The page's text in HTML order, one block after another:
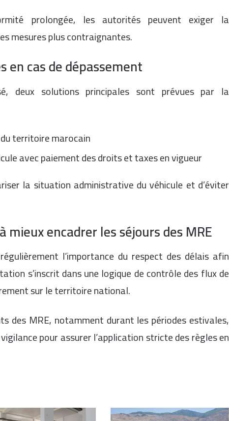
prolongée, les autorités peuvent exiger la
mesures plus contraignantes.
en cas de dépassement
deux solutions principales sont prévues par la
territoire marocain
avec paiement des droits et taxes en vigueur
la situation administrative du véhicule et d’éviter
encadrer les séjours des MRE
l’importance du respect des délais afin
s’inscrit dans une logique de contrôle des flux de
sur le territoire national.
des MRE, notamment durant les périodes estivales,
pour assurer l’application stricte des règles en